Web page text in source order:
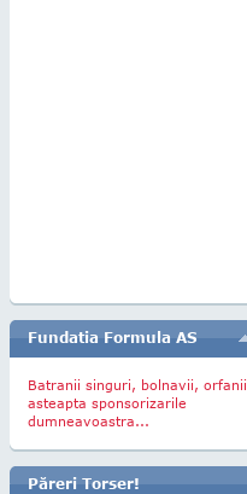
Fundatia Formula AS
Batranii singuri, bolnavii, orfanii
asteapta sponsorizarile
dumneavoastra...
Păreri Torser!